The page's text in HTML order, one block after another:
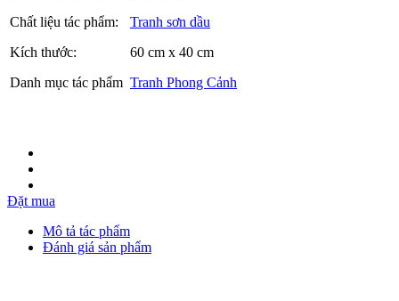
Chất liệu tác phẩm:
Tranh sơn dầu
Kích thước:
60 cm x 40 cm
Danh mục tác phẩm Tranh Phong Cảnh
Đặt mua
Mô tả tác phẩm
Đánh giá sản phẩm